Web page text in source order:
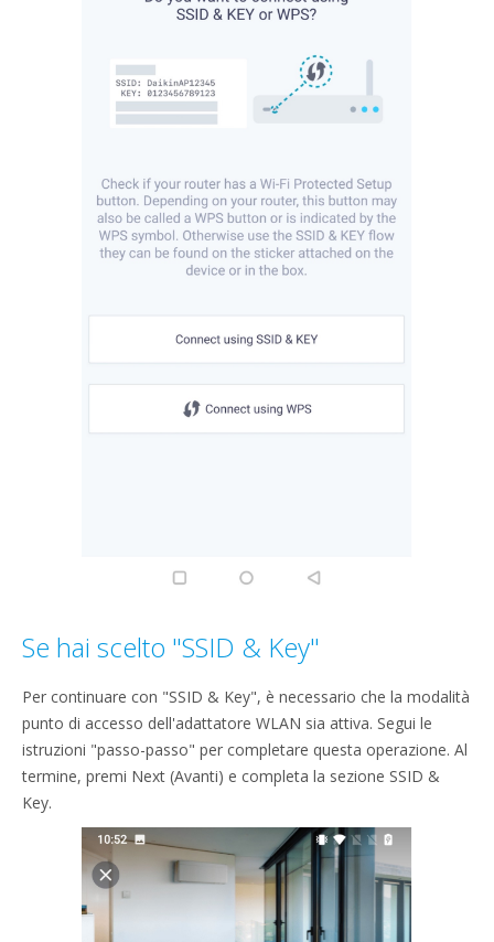
Se hai scelto "SSID & Key"
Per continuare con "SSID & Key", è necessario che la modalità
punto di accesso dell'adattatore WLAN sia attiva. Segui le
istruzioni "passo-passo" per completare questa operazione. Al
termine, premi Next (Avanti) e completa la sezione SSID &
Key.